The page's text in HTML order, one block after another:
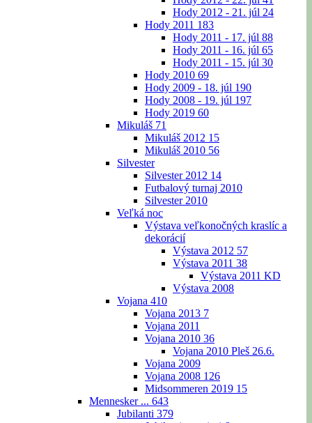
Hody 2012 - 21. júl 24
Hody 2011 183
Hody 2011 - 17. júl 88
Hody 2011 - 16. júl 65
Hody 2011 - 15. júl 30
Hody 2010 69
Hody 2009 - 18. júl 190
Hody 2008 - 19. júl 197
Hody 2019 60
Mikuláš 71
Mikuláš 2012 15
Mikuláš 2010 56
Silvester
Silvester 2012 14
Futbalový turnaj 2010
Silvester 2010
Veľká noc
Výstava veľkonočných kraslíc a
dekorácií
Výstava 2012 57
Výstava 2011 38
Výstava 2011 KD
Výstava 2008
Vojana 410
Vojana 2013 7
Vojana 2011
Vojana 2010 36
Vojana 2010 Pleš 26.6.
Vojana 2009
Vojana 2008 126
Midsommeren 2019 15
Mennesker ... 643
Jubilanti 379